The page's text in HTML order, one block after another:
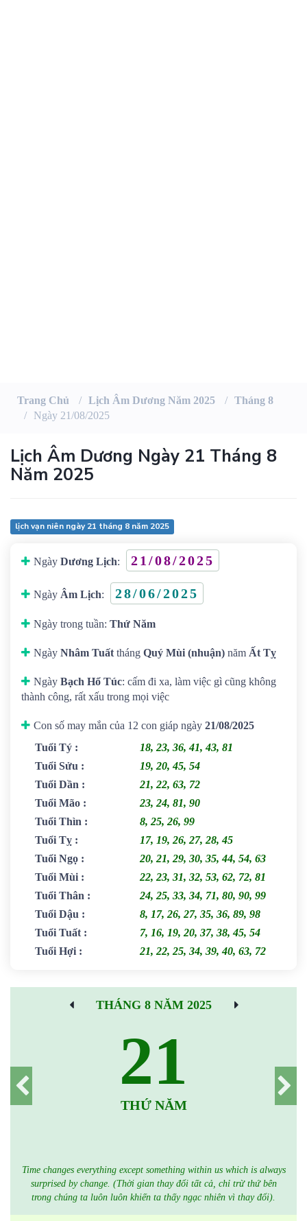
Trang Chủ Lịch Âm Dương Năm 2025
Tháng 8
Ngày 21/08/2025
Lịch Âm Dương Ngày 21 Tháng 8
Năm 2025
lịch vạn niên ngày 21 tháng 8 năm 2025
Ngày Dương Lịch: 21/08/2025
Ngày Âm Lịch: 28/06/2025
Ngày trong tuần: Thứ Năm
Ngày Nhâm Tuất tháng Quý Mùi (nhuận) năm Ất Tỵ
Ngày Bạch Hổ Túc: cấm đi xa, làm việc gì cũng không
thành công, rất xấu trong mọi việc
Con số may mắn của 12 con giáp ngày 21/08/2025
Tuổi Tý :
18, 23, 36, 41, 43, 81
Tuổi Sửu :
19, 20, 45, 54
Tuổi Dần :
21, 22, 63, 72
Tuổi Mão :
23, 24, 81, 90
Tuổi Thìn :
8, 25, 26, 99
Tuổi Tỵ :
17, 19, 26, 27, 28, 45
Tuổi Ngọ :
20, 21, 29, 30, 35, 44, 54, 63
Tuổi Mùi :
22, 23, 31, 32, 53, 62, 72, 81
Tuổi Thân :
24, 25, 33, 34, 71, 80, 90, 99
Tuổi Dậu :
8, 17, 26, 27, 35, 36, 89, 98
Tuổi Tuất :
7, 16, 19, 20, 37, 38, 45, 54
Tuổi Hợi : 21, 22, 25, 34, 39, 40, 63, 72
THÁNG 8 NĂM 2025
21
THỨ NĂM
Time changes everything except something within us which is always
surprised by change. (Thời gian thay đổi tất cả, chỉ trừ thứ bên
trong chúng ta luôn luôn khiến ta thấy ngạc nhiên vì thay đổi).